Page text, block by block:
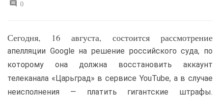
0
Сегодня, 16 августа, состоится рассмотрение
апелляции Google на решение российского суда, по
которому она должна восстановить аккаунт
телеканала «Царьград» в сервисе YouTube, а в случае
неисполнения — платить гигантские штрафы.